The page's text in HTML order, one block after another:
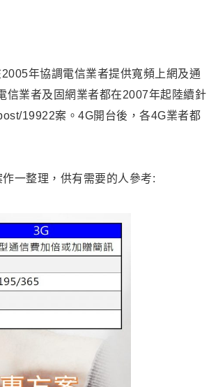
年協調電信業者提供寬頻上網及通
信業者及固網業者都在2007年起陸續針
19922案。4G開台後，各4G業者都
一整理，供有需要的人參考: